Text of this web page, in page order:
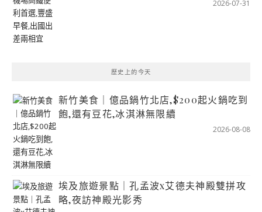
2026-07-31
歷史上的今天
新竹美食｜億品鍋竹北店,$200起火鍋吃到
飽,還有豆花,冰淇淋無限續
2026-08-08
埃及旅遊景點｜孔孟波x艾德夫神殿雙拼攻
略,夜訪神殿光影秀